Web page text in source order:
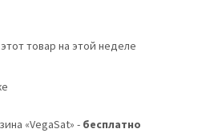
товар на этой неделе
«VegaSat» - бесплатно